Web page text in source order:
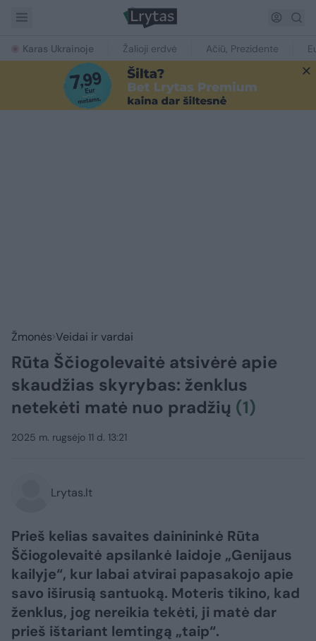
Karas Ukrainoje Žalioji erdvė Ačiū, Prezidente
Žmonės Veidai ir vardai
Rūta Ščiogolevaitė atsivėrė apie
skaudžias skyrybas: ženklus
netekėti matė nuo pradžių (1)
2025 m. rugsėjo 11 d. 13:21
Lrytas.lt
Prieš kelias savaites dainininkė Rūta
Ščiogolevaitė apsilankė laidoje „Genijaus
kailyje“, kur labai atvirai papasakojo apie
savo iširusią santuoką. Moteris tikino, kad
ženklus, jog nereikia tekėti, ji matė dar
prieš ištariant lemtingą „taip“.